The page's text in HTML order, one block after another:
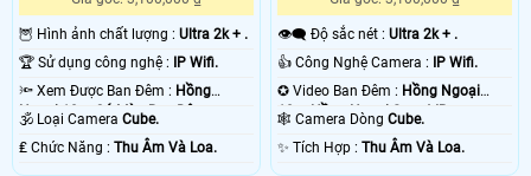
🦉 Hình ảnh chất lượng : Ultra 2k + .
🏆 Sử dụng công nghệ :
IP Wifi.
🔦 Xem Được Ban Đêm : Hồng
Ngoại 10m Có Màu Ban Ðêm.
🕉️ Loại Camera Cube.
️₤ Chức Năng : Thu Âm Và Loa.
👁️‍🗨 Độ sắc nét :Ultra 2k + .
👍 Công Nghệ Camera :
IP Wifi.
✪ Video Ban Đêm : Hồng Ngoại
10m Hồng Ngoại Smart IR.
🕸️ Camera DòngCube.
️✨ Tích Hợp :Thu Âm Và Loa.